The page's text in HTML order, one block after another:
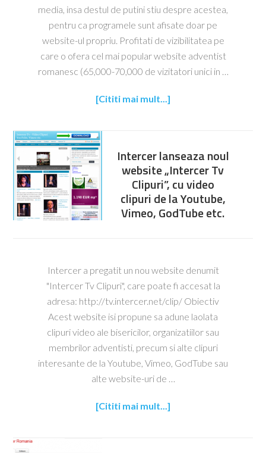
media, insa destul de putini stiu despre acestea,
pentru ca programele sunt afisate doar pe
website-ul propriu. Profitati de vizibilitatea pe
care o ofera cel mai popular website adventist
romanesc (65,000-70,000 de vizitatori unici in …
[Cititi mai mult...]
Intercer lanseaza noul
website „Intercer Tv
Clipuri”, cu video
clipuri de la Youtube,
Vimeo, GodTube etc.
Intercer a pregatit un nou website denumit
"Intercer Tv Clipuri", care poate fi accesat la
adresa: http://tv.intercer.net/clip/ Obiectiv
Acest website isi propune sa adune laolata
clipuri video ale bisericilor, organizatiilor sau
membrilor adventisti, precum si alte clipuri
interesante de la Youtube, Vimeo, GodTube sau
alte website-uri de …
[Cititi mai mult...]